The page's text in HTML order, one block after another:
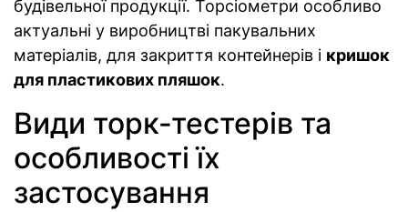
будівельної продукції. Торсіометри особливо
актуальні у виробництві пакувальних
матеріалів, для закриття контейнерів і кришок
для пластикових пляшок.
Види торк-тестерів та
особливості їх
застосування